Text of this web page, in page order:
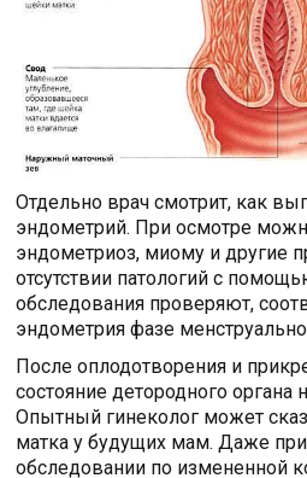
Отдельно врач смотрит, как
эндометрий. При осмотре
эндометриоз, миому и другие
отсутствии патологий с
обследования проверяют,
эндометрия фазе
После оплодотворения и
состояние детородного органа
Опытный гинеколог может
матка у будущих мам. Даже
обследовании по измененной